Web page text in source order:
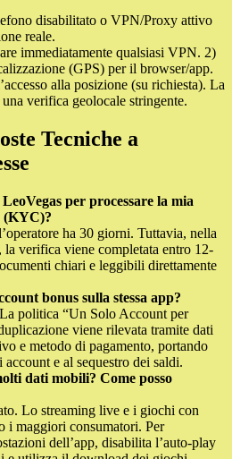
disabilitato o VPN/Proxy attivo
reale.
immediatamente qualsiasi VPN. 2)
(GPS) per il browser/app.
alla posizione (su richiesta). La
verifica geolocale stringente.
Tecniche a
per processare la mia
(KYC)?
ha 30 giorni. Tuttavia, nella
la verifica viene completata entro 12-
chiari e leggibili direttamente
bonus sulla stessa app?
politica “Un Solo Account per
viene rilevata tramite dati
e metodo di pagamento, portando
e al sequestro dei saldi.
dati mobili? Come posso
Lo streaming live e i giochi con
i maggiori consumatori. Per
dell’app, disabilita l’auto-play